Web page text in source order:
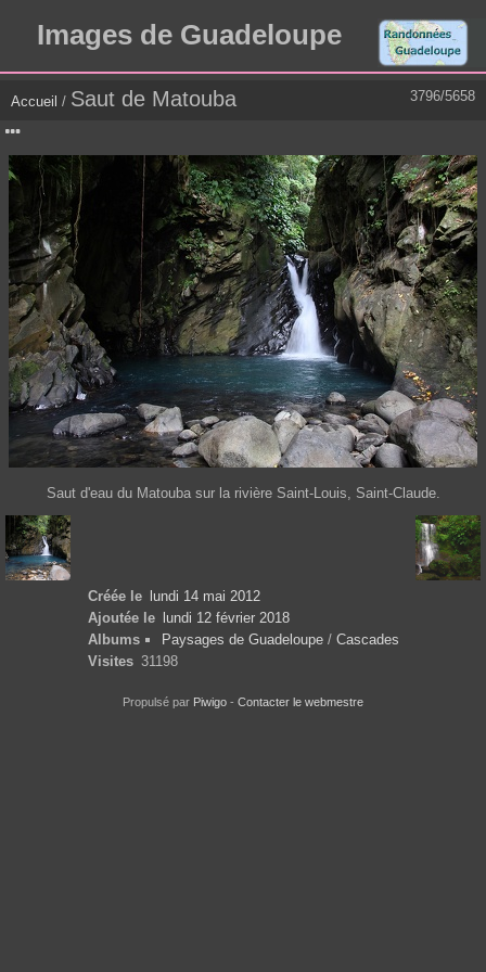
Images de Guadeloupe
3796/5658
Accueil / Saut de Matouba
Saut d'eau du Matouba sur la rivière Saint-Louis, Saint-Claude.
Créée le
lundi 14 mai 2012
Ajoutée le
lundi 12 février 2018
Albums
Paysages de Guadeloupe/ Cascades
Visites 31198
Propulsé par Piwigo - Contacter le webmestre